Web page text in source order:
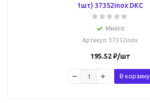
1шт) 37352inox DKC
Много
Артикул: 37352inox
195.52₽/шт
В корзину